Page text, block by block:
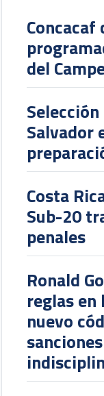
del
Salvador
Costa
Sub-20
penales
Ronald
reglas en
nuevo